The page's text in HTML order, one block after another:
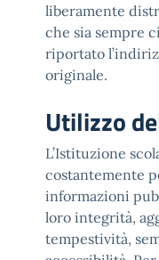
liberamente
che sia sempre
riportato
originale.
Utilizzo
L’Istituzione
costantemente
informazioni
loro integrità,
tempestività,